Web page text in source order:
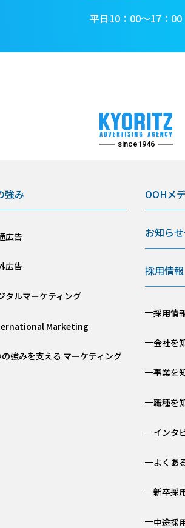
平日10：00〜17：00
since1946
強み
広告
広告
タルマーケティング
Marketing
強みを支える マーケティング
OOHメ
お知ら
採用情報
採用情
会社を
事業を
職種を
インタ
よくあ
新卒採
中途採